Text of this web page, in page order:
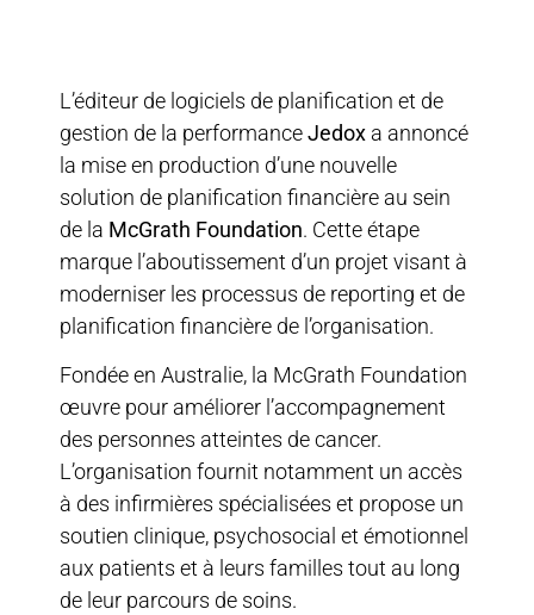
L’éditeur de logiciels de planification et de
gestion de la performanceJedox a annoncé
la mise en production d’une nouvelle
solution de planification financière au sein
de la McGrath Foundation. Cette étape
marque l’aboutissement d’un projet visant à
moderniser les processus de reporting et de
planification financière de l’organisation.
Fondée en Australie, la McGrath Foundation
œuvre pour améliorer l’accompagnement
des personnes atteintes de cancer.
L’organisation fournit notamment un accès
à des infirmières spécialisées et propose un
soutien clinique, psychosocial et émotionnel
aux patients et à leurs familles tout au long
de leur parcours de soins.